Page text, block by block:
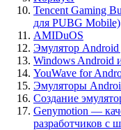
Tencent Gaming
для PUBG Mobile)
AMIDuOS
Эмулятор
Windows Android
YouWave for
Эмуляторы
Создание
Genymotion —
разработчиков с